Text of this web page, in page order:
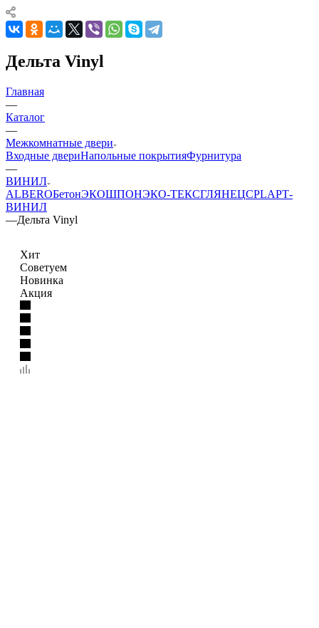
Дельта Vinyl
Главная
—
Каталог
—
Межкомнатные двери
Входные двериНапольные покрытияФурнитура
—
ВИНИЛ
ALBEROБетонЭКОШПОНЭКО-ТЕКСГЛЯНЕЦCPLАРТ-
ВИНИЛ
—Дельта Vinyl
Хит
Советуем
Новинка
Акция